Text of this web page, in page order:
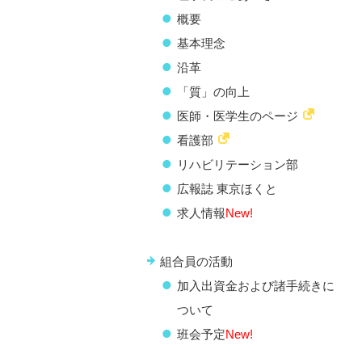
概要
基本理念
沿革
「質」の向上
医師・医学生のページ
看護部
リハビリテーション部
広報誌 東京ほくと
求人情報New!
組合員の活動
加入出資金および諸手続きに
ついて
班会予定New!